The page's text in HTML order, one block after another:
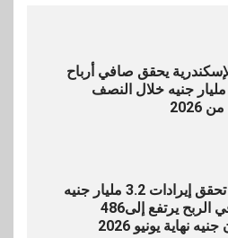
يحقق صافي أرباح
7.54 مليار جنيه خلال النصف
2026
ڤاليو تحقق إيرادات 3.2 مليار جنيه
وصافي الربح يرتفع إلى486
نهاية يونيو 2026